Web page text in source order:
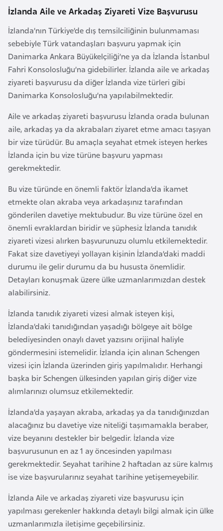
İzlanda Aile ve Arkadaş Ziyareti Vize Başvurusu
İzlanda’nın Türkiye’de dış temsilciliğinin bulunmaması
sebebiyle Türk vatandaşları başvuru yapmak için
Danimarka Ankara Büyükelçiliği’ne ya da İzlanda İstanbul
Fahri Konsolosluğu’na gidebilirler. İzlanda aile ve arkadaş
ziyareti başvurusu da diğer İzlanda vize türleri gibi
Danimarka Konsolosluğu’na yapılabilmektedir.
Aile ve arkadaş ziyareti başvurusu İzlanda orada bulunan
aile, arkadaş ya da akrabaları ziyaret etme amacı taşıyan
bir vize türüdür. Bu amaçla seyahat etmek isteyen herkes
İzlanda için bu vize türüne başvuru yapması
gerekmektedir.
Bu vize türünde en önemli faktör İzlanda’da ikamet
etmekte olan akraba veya arkadaşınız tarafından
gönderilen davetiye mektubudur. Bu vize türüne özel en
önemli evraklardan biridir ve şüphesiz İzlanda tanıdık
ziyareti vizesi alırken başvurunuzu olumlu etkilemektedir.
Fakat size davetiyeyi yollayan kişinin İzlanda’daki maddi
durumu ile gelir durumu da bu hususta önemlidir.
Detayları konuşmak üzere ülke uzmanlarımızdan destek
alabilirsiniz.
İzlanda tanıdık ziyareti vizesi almak isteyen kişi,
İzlanda’daki tanıdığından yaşadığı bölgeye ait bölge
belediyesinden onaylı davet yazısını orijinal haliyle
göndermesini istemelidir. İzlanda için alınan Schengen
vizesi için İzlanda üzerinden giriş yapılmalıdır. Herhangi
başka bir Schengen ülkesinden yapılan giriş diğer vize
alımlarınızı olumsuz etkilemektedir.
İzlanda’da yaşayan akraba, arkadaş ya da tanıdığınızdan
alacağınız bu davetiye vize niteliği taşımamakla beraber,
vize beyanını destekler bir belgedir. İzlanda vize
başvurusunun en az 1 ay öncesinden yapılması
gerekmektedir. Seyahat tarihine 2 haftadan az süre kalmış
ise vize başvurularınız seyahat tarihine yetişemeyebilir.
İzlanda Aile ve arkadaş ziyareti vize başvurusu için
yapılması gerekenler hakkında detaylı bilgi almak için ülke
uzmanlarımızla iletişime geçebilirsiniz.
B
e
n
i
n
B
o
s
n
H
e
r
s
e
k
B
l
g
a
r
i
s
t
n
B
u
r
i
n
a